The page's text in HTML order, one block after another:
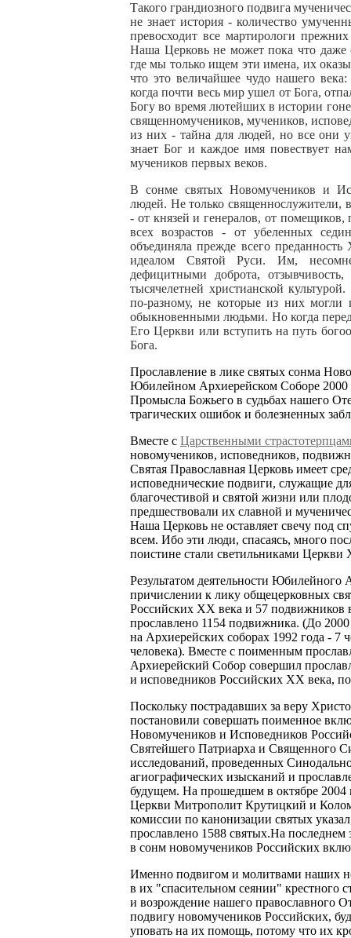
Такого грандиозного подвига
не знает история - количество
превосходит все мартирологи
Наша Церковь не может пока что даже
где мы только ищем эти имена, их
что это величайшее чудо нашего
когда почти весь мир ушел от Бога,
Богу во время лютейших в истории
священномучеников, мучеников,
из них - тайна для людей, но все они
знает Бог и каждое имя повествует
мучеников первых веков.
В сонме святых Новомучеников и
людей. Не только священнослужители,
- от князей и генералов, от
всех возрастов - от убеленных
объединяла прежде всего
идеалом Святой Руси. Им,
дефицитными доброта,
тысячелетней христианской
по-разному, не которые из них могли
обыкновенными людьми. Но когда
Его Церкви или вступить на путь
Бога.
Прославление в лике святых сонма
Юбилейном Архиерейском Соборе 2000
Промысла Божьего в судьбах нашего
трагических ошибок и болезненных
Вместе с Царственными
новомучеников, исповедников,
Святая Православная Церковь имеет
исповеднические подвиги, служащие
благочестивой и святой жизни или
предшествовали их славной и
Наша Церковь не оставляет свечу под
всем. Ибо эти люди, спасаясь, много
поистине стали светильниками Церкви
Результатом деятельности Юбилейного
причислении к лику общецерковных
Российских XX века и 57 подвижников
прославлено 1154 подвижника. (До
на Архиерейских соборах 1992 года - 7
человека). Вместе с поименным
Архиерейский Собор совершил
и исповедников Российских XX века,
Поскольку пострадавших за веру
постановили совершать поименное
Новомучеников и Исповедников
Святейшего Патриарха и Священного
исследований, проведенных
агиографических изысканий и
будущем. На прошедшем в октябре 2004
Церкви Митрополит Крутицкий и
комиссии по канонизации святых
прославлено 1588 святых.На
в сонм новомучеников Российских
Именно подвигом и молитвами наших
в их "спасительном сеянии" крестного
и возрождение нашего православного
подвигу новомучеников Российских,
уповать на их помощь, потому что их